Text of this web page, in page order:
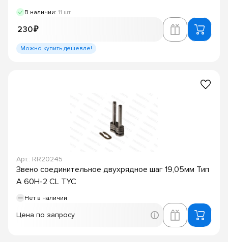
В наличии: 11 шт
230 ₽
Можно купить дешевле!
Арт.: RR20245
Звено соединительное двухрядное шаг 19,05мм Тип
A 60H-2 CL TYC
Нет в наличии
Цена по запросу